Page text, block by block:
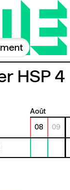
HSP 4
août
08 09